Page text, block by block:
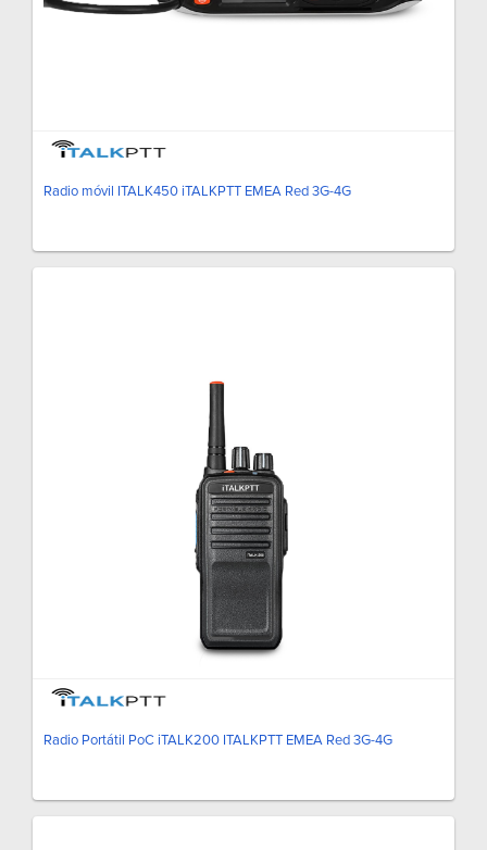
Radio móvil ITALK450 iTALKPTT EMEA Red 3G-4G
Radio Portátil PoC iTALK200 ITALKPTT EMEA Red 3G-4G